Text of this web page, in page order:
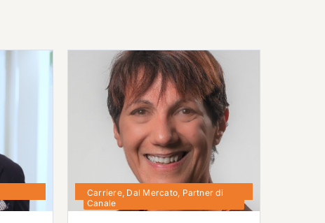
Carriere, Dal Mercato Partner di
Canale